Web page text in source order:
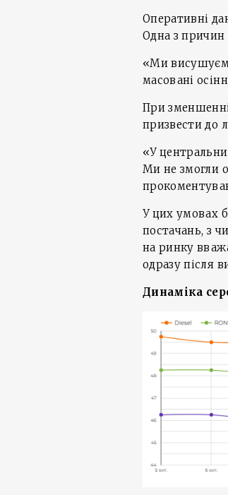
Оперативні
Одна з причин
«Ми
масовані
При
призвести до
«У
Ми не змогли
У цих умовах
постачань, з
на ринку
одразу після
Динаміка